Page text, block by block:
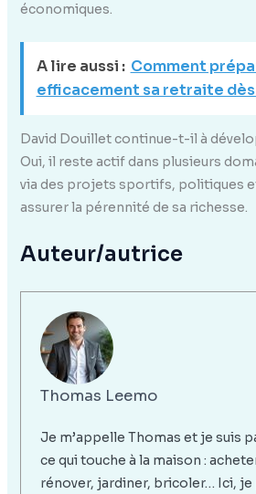
économiques.
A lire aussi : Comment
efficacement sa retraite
David Douillet continue-t-il à
Oui, il reste actif dans plusieurs
via des projets sportifs, politiques
assurer la pérennité de sa richesse.
Auteur/autrice
Thomas Leemo
Je m’appelle Thomas et je suis
ce qui touche à la maison :
rénover, jardiner, bricoler… Ici, je